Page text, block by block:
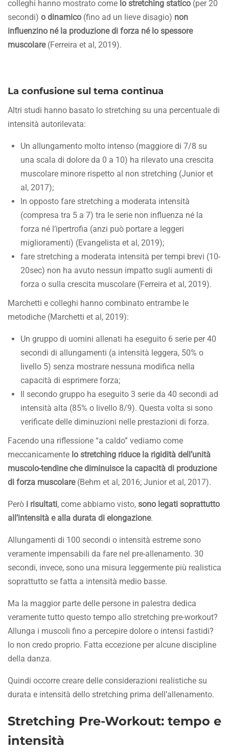
colleghi hanno mostrato come lo stretching statico (per 20
secondi) o dinamico (fino ad un lieve disagio) non
influenzino né la produzione di forza né lo spessore
muscolare(Ferreira et al, 2019).
La confusione sul tema continua
Altri studi hanno basato lo stretching su una percentuale di
intensità autorilevata:
Un allungamento molto intenso (maggiore di 7/8 su
una scala di dolore da 0 a 10) ha rilevato una crescita
muscolare minore rispetto al non stretching (Junior et
al, 2017);
In opposto fare stretching a moderata intensità
(compresa tra 5 a 7) tra le serie non influenza né la
forza né l’ipertrofia (anzi può portare a leggeri
miglioramenti) (Evangelista et al, 2019);
fare stretching a moderata intensità per tempi brevi (10-
20sec) non ha avuto nessun impatto sugli aumenti di
forza o sulla crescita muscolare (Ferreira et al, 2019).
Marchetti e colleghi hanno combinato entrambe le
metodiche (Marchetti et al, 2019):
Un gruppo di uomini allenati ha eseguito 6 serie per 40
secondi di allungamenti (a intensità leggera, 50% o
livello 5) senza mostrare nessuna modifica nella
capacità di esprimere forza;
Il secondo gruppo ha eseguito 3 serie da 40 secondi ad
intensità alta (85% o livello 8/9). Questa volta si sono
verificate delle diminuzioni nelle prestazioni di forza.
Facendo una riflessione “a caldo” vediamo come
meccanicamente lo stretching riduce la rigidità dell’unità
muscolo-tendine che diminuisce la capacità di produzione
di forza muscolare(Behm et al, 2016; Junior et al, 2017).
Però i risultati, come abbiamo visto, sono legati soprattutto
all’intensità e alla durata di elongazione.
Allungamenti di 100 secondi o intensità estreme sono
veramente impensabili da fare nel pre-allenamento. 30
secondi, invece, sono una misura leggermente più realistica
soprattutto se fatta a intensità medio basse.
Ma la maggior parte delle persone in palestra dedica
veramente tutto questo tempo allo stretching pre-workout?
Allunga i muscoli fino a percepire dolore o intensi fastidi?
Io non credo proprio. Fatta eccezione per alcune discipline
della danza.
Quindi occorre creare delle considerazioni realistiche su
durata e intensità dello stretching prima dell’allenamento.
Stretching Pre-Workout: tempo e
intensità